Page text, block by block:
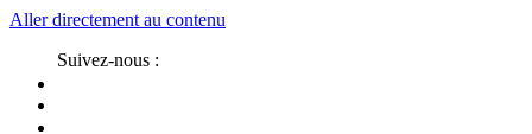
Aller directement au contenu
Suivez-nous :